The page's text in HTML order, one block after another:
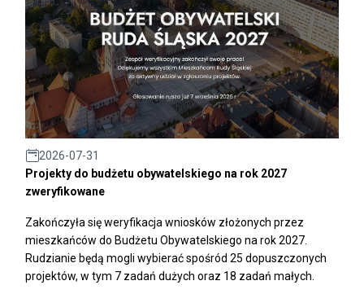
2026-07-31
Projekty do budżetu obywatelskiego na rok 2027
zweryfikowane
Zakończyła się weryfikacja wniosków złożonych przez
mieszkańców do Budżetu Obywatelskiego na rok 2027.
Rudzianie będą mogli wybierać spośród 25 dopuszczonych
projektów, w tym 7 zadań dużych oraz 18 zadań małych.